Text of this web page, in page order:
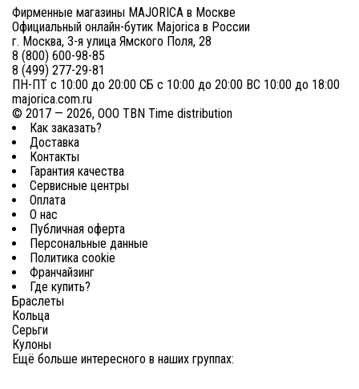
Фирменные магазины MAJORICA в Москве
Официальный онлайн-бутик Majorica в России
г. Москва, 3-я улица Ямского Поля, 28
8 (800) 600-98-85
8 (499) 277-29-81
ПН-ПТ с 10:00 до 20:00 СБ с 10:00 до 20:00 ВС 10:00 до 18:00
majorica.com.ru
© 2017 — 2026, ООО TBN Time distribution
Как заказать?
Доставка
Контакты
Гарантия качества
Сервисные центры
Оплата
О нас
Публичная оферта
Персональные данные
Политика cookie
Франчайзинг
Где купить?
Браслеты
Кольца
Серьги
Кулоны
Ещё больше интересного в наших группах: